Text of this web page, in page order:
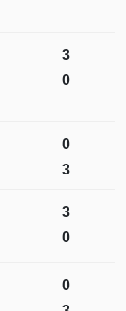
3
0
0
3
3
0
0